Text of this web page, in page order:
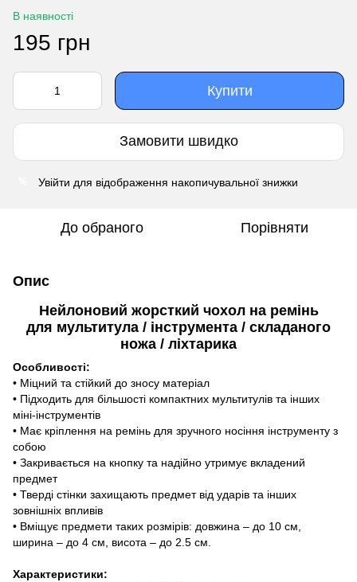
В наявності
195 грн
Купити
Замовити швидко
Увійти для відображення накопичувальної знижки
До обраного Порівняти
Опис
Нейлоновий жорсткий чохол на ремінь
для мультитула / інструмента / складаного
ножа / ліхтарика
Особливості:
• Міцний та стійкий до зносу матеріал
• Підходить для більшості компактних мультитулів та інших
міні-інструментів
• Має кріплення на ремінь для зручного носіння інструменту з
собою
• Закривається на кнопку та надійно утримує вкладений
предмет
• Тверді стінки захищають предмет від ударів та інших
зовнішніх впливів
• Вміщує предмети таких розмірів: довжина – до 10 см,
ширина – до 4 см, висота – до 2.5 см.
Характеристики: